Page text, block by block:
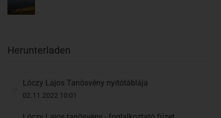
Herunterladen
Lóczy Lajos Tanösvény nyitótáblája
02.11.2022 10:01